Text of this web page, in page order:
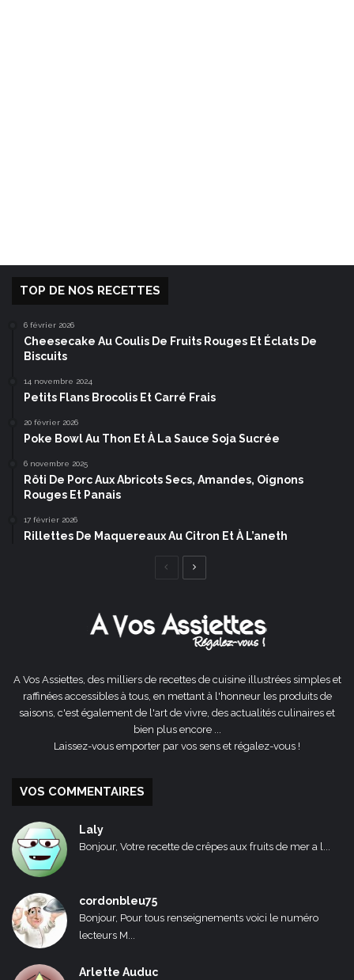
TOP DE NOS RECETTES
6 février 2026
Cheesecake Au Coulis De Fruits Rouges Et Éclats De
Biscuits
14 novembre 2024
Petits Flans Brocolis Et Carré Frais
20 février 2026
Poke Bowl Au Thon Et À La Sauce Soja Sucrée
6 novembre 2025
Rôti De Porc Aux Abricots Secs, Amandes, Oignons
Rouges Et Panais
17 février 2026
Rillettes De Maquereaux Au Citron Et À L’aneth
Page
A Vos Assiettes, des milliers de recettes de cuisine illustrées simples et
raffinées accessibles à tous, en mettant à l'honneur les produits de
saisons, c'est également de l'art de vivre, des actualités culinaires et
bien plus encore ...
Laissez-vous emporter par vos sens et régalez-vous !
VOS COMMENTAIRES
Laly
Bonjour, Votre recette de crêpes aux fruits de mer a l...
cordonbleu75
Bonjour, Pour tous renseignements voici le numéro
lecteurs M...
Arlette Auduc